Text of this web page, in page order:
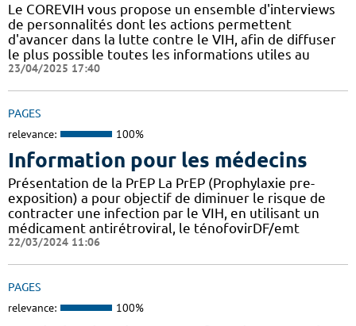
Le COREVIH vous propose un ensemble d'interviews
de personnalités dont les actions permettent
d'avancer dans la lutte contre le VIH, afin de diffuser
le plus possible toutes les informations utiles au
23/04/2025 17:40
PAGES
relevance: 100%
Information pour les médecins
Présentation de la PrEP La PrEP (Prophylaxie pre-
exposition) a pour objectif de diminuer le risque de
contracter une infection par le VIH, en utilisant un
médicament antirétroviral, le ténofovirDF/emt
22/03/2024 11:06
PAGES
relevance: 100%